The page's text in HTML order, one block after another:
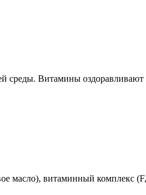
среды. Витамины
масло), витаминный комплекс